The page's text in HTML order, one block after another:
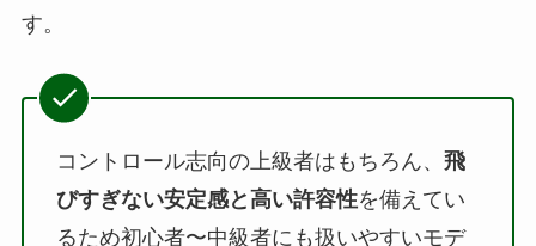
す。
コントロール志向の上級者はもちろん、 飛
びすぎない安定感と高い許容性を備えてい
るため初心者〜中級者にも扱いやすいモデ